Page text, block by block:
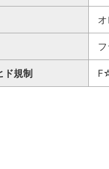
ド規制